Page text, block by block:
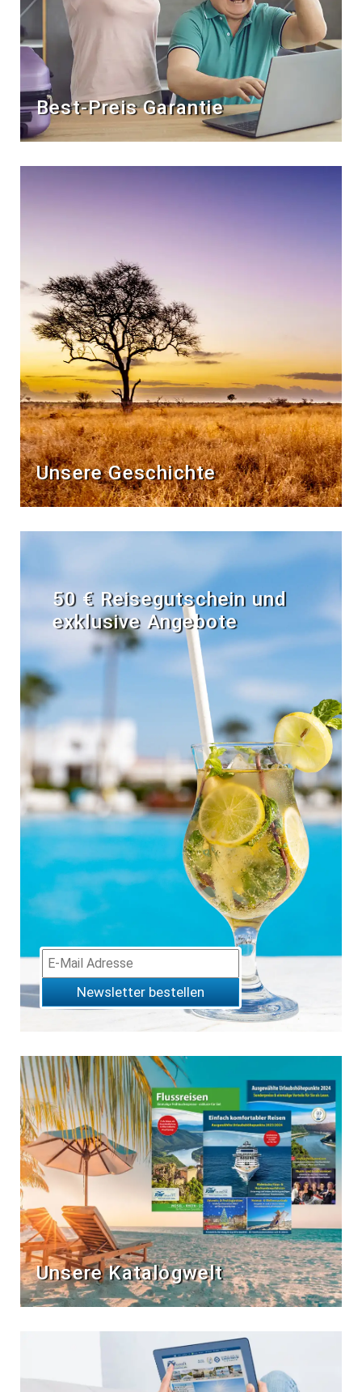
Best-Preis Garantie
Unsere Geschichte
50 € Reisegutschein und
exklusive Angebote
Newsletter bestellen
Unsere Katalogwelt